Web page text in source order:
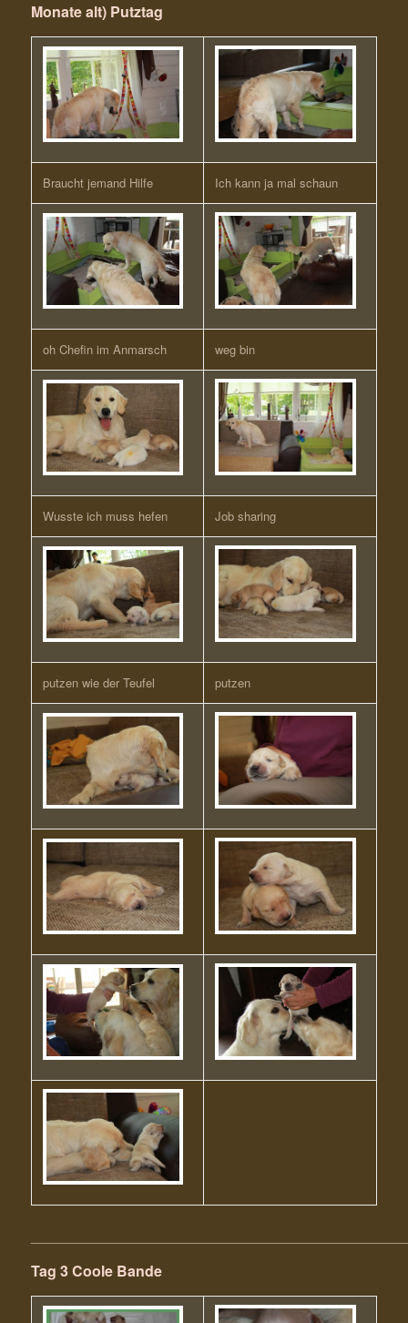
Monate alt) Putztag
Braucht jemand Hilfe Ich kann ja mal schaun
oh Chefin im Anmarsch weg bin
Wusste ich muss hefen Job sharing
putzen wie der Teufel putzen
Tag 3 Coole Bande